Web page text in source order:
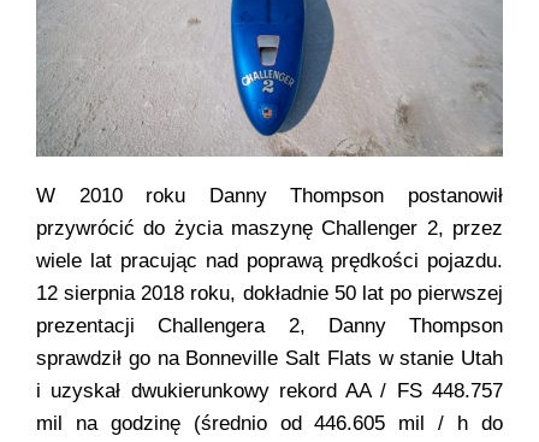
W 2010 roku Danny Thompson postanowił
przywrócić do życia maszynę Challenger 2, przez
wiele lat pracując nad poprawą prędkości pojazdu.
12 sierpnia 2018 roku, dokładnie 50 lat po pierwszej
prezentacji Challengera 2, Danny Thompson
sprawdził go na Bonneville Salt Flats w stanie Utah
i uzyskał dwukierunkowy rekord AA / FS 448.757
mil na godzinę (średnio od 446.605 mil / h do